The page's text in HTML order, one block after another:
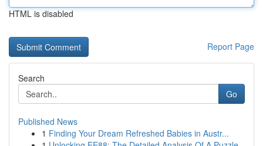
HTML is disabled
Report Page
Search
Go
Published News
1 Finding Your Dream Refreshed Babies in Austr...